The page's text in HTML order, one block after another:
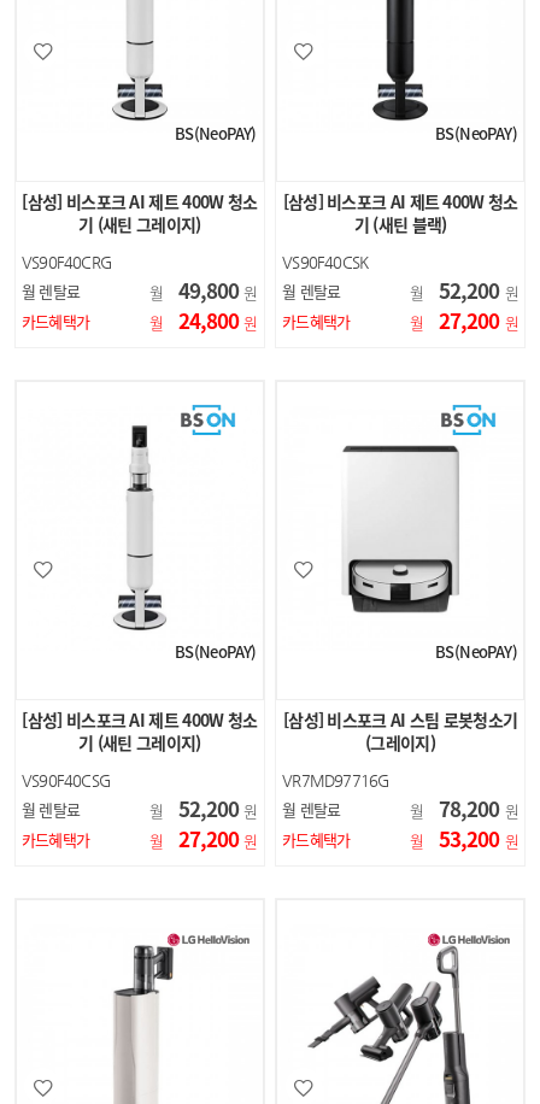
BS(NeoPAY)
[삼성] 비스포크 AI 제트 400W 청소
기 (새틴 그레이지)
VS90F40CRG
월 렌탈료 월 49,800 원
카드혜택가
월 24,800 원
BS(NeoPAY)
[삼성] 비스포크 AI 제트 400W 청소
기 (새틴 블랙)
VS90F40CSK
월 렌탈료 월 52,200 원
카드혜택가
월 27,200 원
BS(NeoPAY)
[삼성] 비스포크 AI 제트 400W 청소
기 (새틴 그레이지)
VS90F40CSG
월 렌탈료 월 52,200 원
카드혜택가
월 27,200 원
BS(NeoPAY)
[삼성] 비스포크 AI 스팀 로봇청소기
(그레이지)
VR7MD97716G
월 렌탈료 월 78,200 원
카드혜택가
월 53,200 원